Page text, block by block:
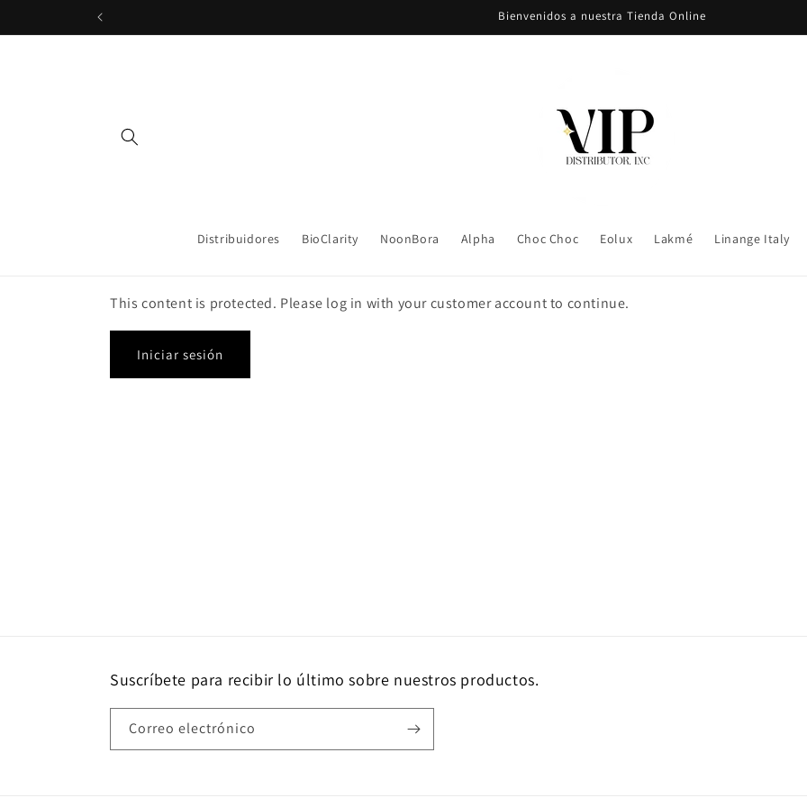
directamente
al contenido
Bienvenidos a nuestra Tienda Online
Distribuidores BioClarity NoonBora Alpha Choc Choc Eolux Lakmé Linange Italy
This content is protected. Please log in with your customer account to continue.
Iniciar sesión
Suscríbete para recibir lo último sobre nuestros productos.
Correo electrónico